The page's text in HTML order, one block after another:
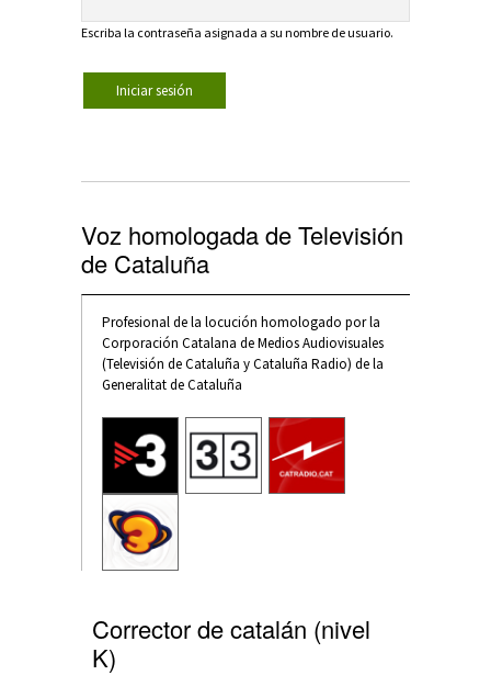
Escriba la contraseña asignada a su nombre de usuario.
Voz homologada de Televisión
de Cataluña
Profesional de la locución homologado por la
Corporación Catalana de Medios Audiovisuales
(Televisión de Cataluña y Cataluña Radio) de la
Generalitat de Cataluña
Corrector de catalán (nivel
K)